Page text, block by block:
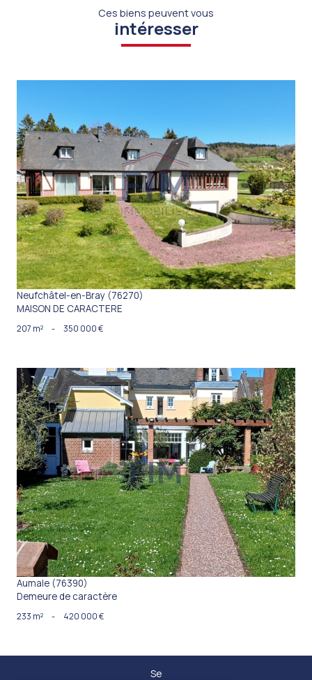
Ces biens peuvent vous
intéresser
VOIR LE BIEN
Neufchâtel-en-Bray (76270)
MAISON DE CARACTERE
207 m² - 350 000 €
VOIR LE BIEN
Aumale (76390)
Demeure de caractère
233 m² - 420 000 €
Se